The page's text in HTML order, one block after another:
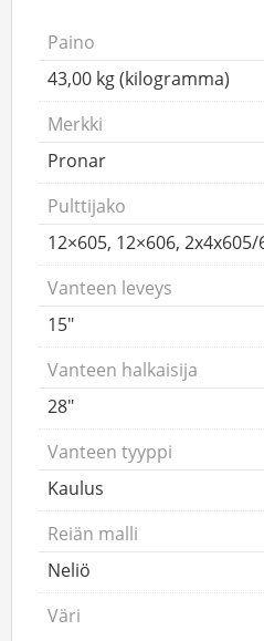
Paino
43,00 kg (kilogramma)
Merkki
Pronar
Pulttijako
12×605, 12×606,
Vanteen leveys
15"
Vanteen halkaisija
28"
Vanteen tyyppi
Kaulus
Reiän malli
Neliö
Väri